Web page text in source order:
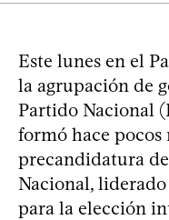
Este lunes en el
la agrupación de
Partido Nacional
formó hace pocos
precandidatura
Nacional,
para la elección